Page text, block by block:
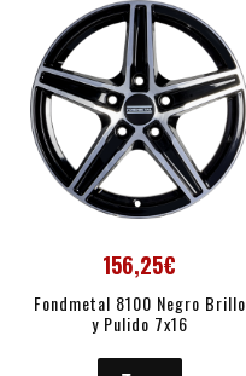
156,25€
Fondmetal 8100 Negro Brillo
y Pulido 7x16